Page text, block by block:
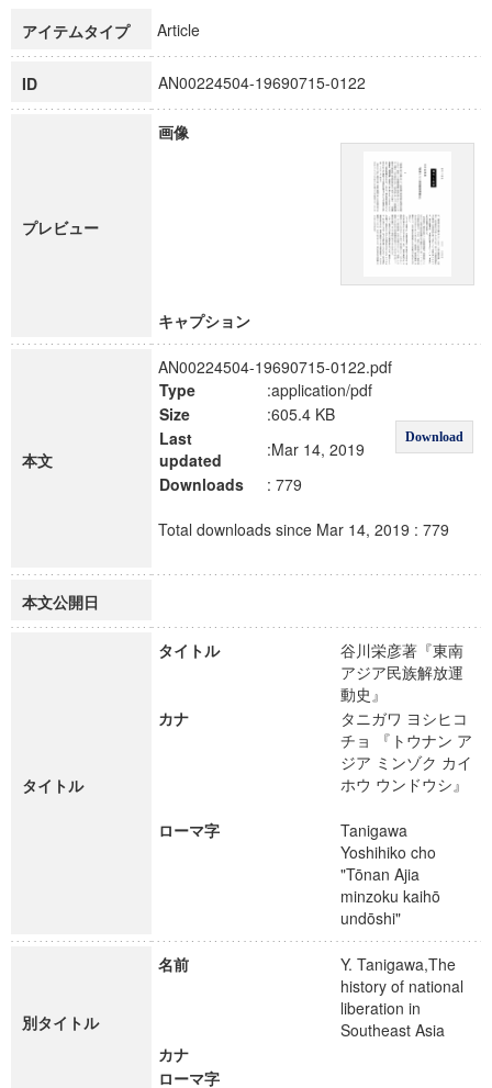
博士課程教育リーディングプログラム「超成熟社会発展のサ
アイテムタイプ Article
ID AN00224504-19690715-0122
プレビュー
画像
キャプション
本文
AN00224504-19690715-0122.pdf
Type
:application/pdf
Download
Size
:605.4 KB
Last
updated
:Mar 14, 2019
Downloads
: 779
Total downloads since Mar 14, 2019 : 779
本文公開日
タイトル
タイトル
谷川栄彦著『東南
アジア民族解放運
動史』
カナ
タニガワ ヨシヒコ
チョ 『トウナン ア
ジア ミンゾク カイ
ホウ ウンドウシ』
ローマ字
Tanigawa
Yoshihiko cho
"Tōnan Ajia
minzoku kaihō
undōshi"
別タイトル
名前
Y. Tanigawa,The
history of national
liberation in
Southeast Asia
カナ
ローマ字